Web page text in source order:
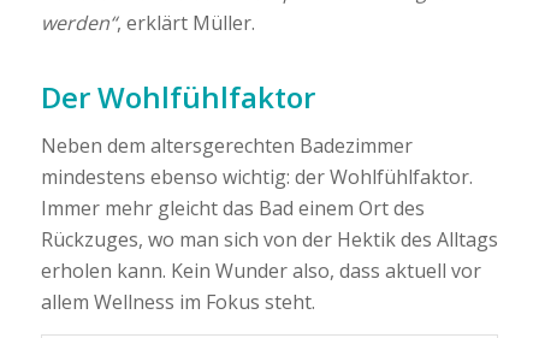
werden“, erklärt Müller.
Der Wohlfühlfaktor
Neben dem altersgerechten Badezimmer
mindestens ebenso wichtig: der Wohlfühlfaktor.
Immer mehr gleicht das Bad einem Ort des
Rückzuges, wo man sich von der Hektik des Alltags
erholen kann. Kein Wunder also, dass aktuell vor
allem Wellness im Fokus steht.